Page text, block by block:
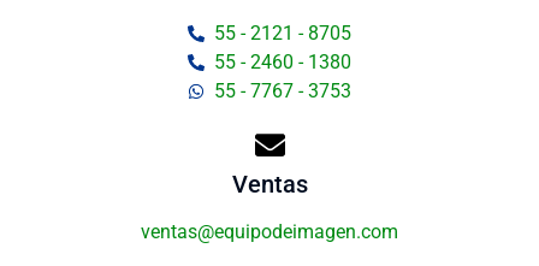
55 - 2121 - 8705
55 - 2460 - 1380
55 - 7767 - 3753
Ventas
ventas@equipodeimagen.com